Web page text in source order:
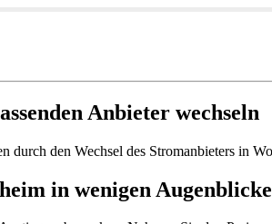
Anbieter wechseln
durch den Wechsel des Stromanbieters in
in wenigen